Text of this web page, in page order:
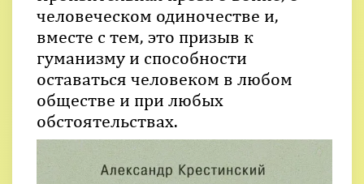
человеческом одиночестве и,
вместе с тем, это призыв к
гуманизму и способности
оставаться человеком в любом
обществе и при любых
обстоятельствах.